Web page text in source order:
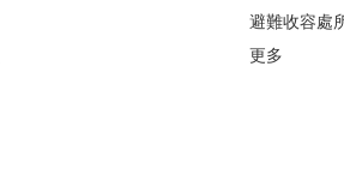
避難收容處
更多